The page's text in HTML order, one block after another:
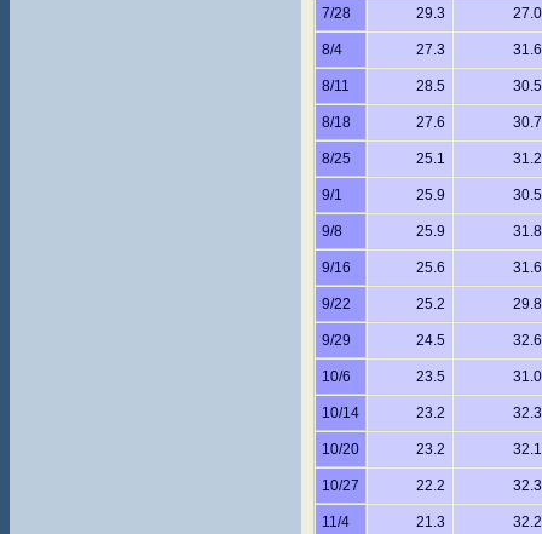
7/28 29.3 27.0
8/4 27.3 31.6
8/11 28.5 30.5
8/18 27.6 30.7
8/25 25.1 31.2
9/1 25.9 30.5
9/8 25.9 31.8
9/16 25.6 31.6
9/22 25.2 29.8
9/29 24.5 32.6
10/6 23.5 31.0
10/14 23.2 32.3
10/20 23.2 32.1
10/27 22.2 32.3
11/4 21.3 32.2